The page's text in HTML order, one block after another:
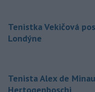
Tenistka Vekičová
Londýne
Tenista Alex de
Hertogenboschi